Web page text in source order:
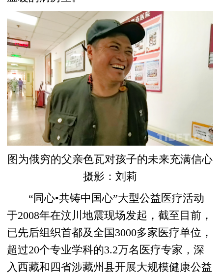
图为俄穷的父亲色瓦对孩子的未来充满信心
摄影：刘莉
“同心•共铸中国心”大型公益医疗活动
于2008年在汶川地震现场发起，截至目前，
已先后组织首都及全国3000多家医疗单位，
超过20个专业学科的3.2万名医疗专家，深
入西藏和四省涉藏州县开展大规模健康公益